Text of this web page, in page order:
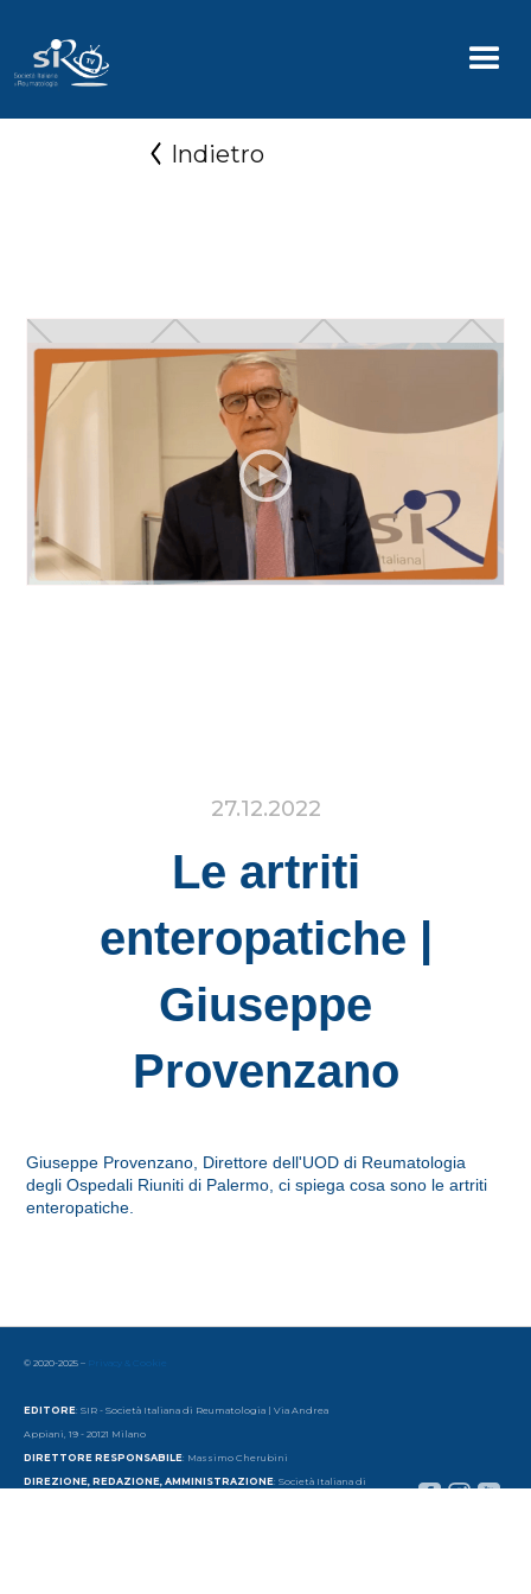
Indietro
27.12.2022
Le artriti
enteropatiche |
Giuseppe
Provenzano
Giuseppe Provenzano, Direttore dell'UOD di Reumatologia
degli Ospedali Riuniti di Palermo, ci spiega cosa sono le artriti
enteropatiche.
© 2020-2025 – Privacy & Cookie
EDITORE: SIR - Società Italiana di Reumatologia | Via Andrea
Appiani, 19 - 20121 Milano
DIRETTORE RESPONSABILE: Massimo Cherubini
DIREZIONE, REDAZIONE, AMMINISTRAZIONE: Società Italiana di